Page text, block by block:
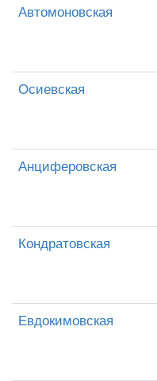
Автомоновская
Осиевская
Анциферовская
Кондратовская
Евдокимовская